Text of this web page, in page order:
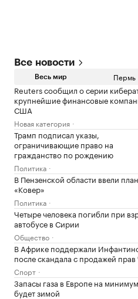
Все новости
Весь мир Пермь
Reuters сообщил о серии
крупнейшие финансовые
США
Новая категория
Трамп подписал указы,
ограничивающие право на
гражданство по рождению
Политика
В Пензенской области ввели план
«Ковер»
Политика
Четыре человека погибли при
автобусе в Сирии
Общество
В Африке поддержали
после скандала с продажей
Спорт
Запасы газа в Европе на
будет зимой